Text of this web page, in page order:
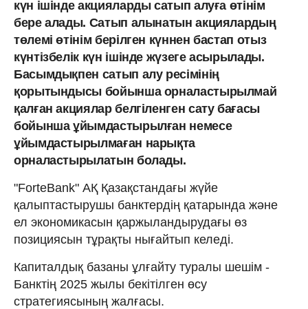
күн ішінде акцияларды сатып алуға өтінім
бере алады. Сатып алынатын акциялардың
төлемі өтінім берілген күннен бастап отыз
күнтізбелік күн ішінде жүзеге асырылады.
Басымдықпен сатып алу ресімінің
қорытындысы бойынша орналастырылмай
қалған акциялар белгіленген сату бағасы
бойынша ұйымдастырылған немесе
ұйымдастырылмаған нарықта
орналастырылатын болады.
"ForteBank" АҚ Қазақстандағы жүйе
қалыптастырушы банктердің қатарында және
ел экономикасын қаржыландырудағы өз
позициясын тұрақты нығайтып келеді.
Капиталдық базаны ұлғайту туралы шешім -
Банктің 2025 жылы бекітілген өсу
стратегиясының жалғасы.